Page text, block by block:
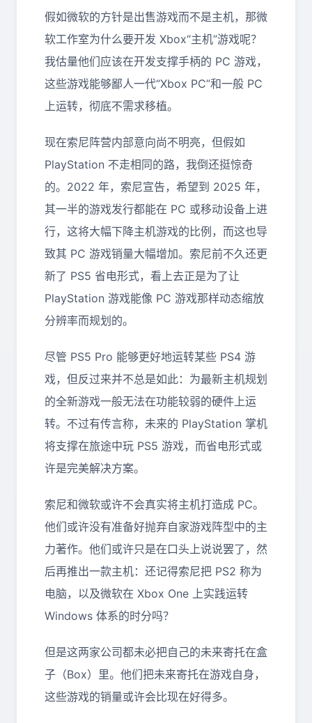
假如微软的方针是出售游戏而不是主机，那微
软工作室为什么要开发 Xbox“主机”游戏呢？
我估量他们应该在开发支撑手柄的 PC 游戏，
这些游戏能够鄙人一代“Xbox PC”和一般 PC
上运转，彻底不需求移植。
现在索尼阵营内部意向尚不明亮，但假如
PlayStation 不走相同的路，我倒还挺惊奇
的。2022 年，索尼宣告，希望到 2025 年，
其一半的游戏发行都能在 PC 或移动设备上进
行，这将大幅下降主机游戏的比例，而这也导
致其 PC 游戏销量大幅增加。索尼前不久还更
新了 PS5 省电形式，看上去正是为了让
PlayStation 游戏能像 PC 游戏那样动态缩放
分辨率而规划的。
尽管 PS5 Pro 能够更好地运转某些 PS4 游
戏，但反过来并不总是如此：为最新主机规划
的全新游戏一般无法在功能较弱的硬件上运
转。不过有传言称，未来的 PlayStation 掌机
将支撑在旅途中玩 PS5 游戏，而省电形式或
许是完美解决方案。
索尼和微软或许不会真实将主机打造成 PC。
他们或许没有准备好抛弃自家游戏阵型中的主
力著作。他们或许只是在口头上说说罢了，然
后再推出一款主机：还记得索尼把 PS2 称为
电脑，以及微软在 Xbox One 上实践运转
Windows 体系的时分吗？
但是这两家公司都未必把自己的未来寄托在盒
子（Box）里。他们把未来寄托在游戏自身，
这些游戏的销量或许会比现在好得多。